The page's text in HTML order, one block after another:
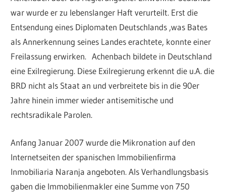
war wurde er zu lebenslanger Haft verurteilt. Erst die
Entsendung eines Diplomaten Deutschlands ,was Bates
als Annerkennung seines Landes erachtete, konnte einer
Freilassung erwirken. Achenbach bildete in Deutschland
eine Exilregierung. Diese Exilregierung erkennt die u.A. die
BRD nicht als Staat an und verbreitete bis in die 90er
Jahre hinein immer wieder antisemitische und
rechtsradikale Parolen.
Anfang Januar 2007 wurde die Mikronation auf den
Internetseiten der spanischen Immobilienfirma
Inmobiliaria Naranja angeboten. Als Verhandlungsbasis
gaben die Immobilienmakler eine Summe von 750